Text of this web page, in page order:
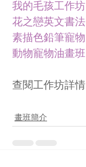
我的毛孩工作坊
花之戀英文書法
素描色鉛筆寵物
動物寵物油畫班
查閱工作坊詳情
畫班簡介